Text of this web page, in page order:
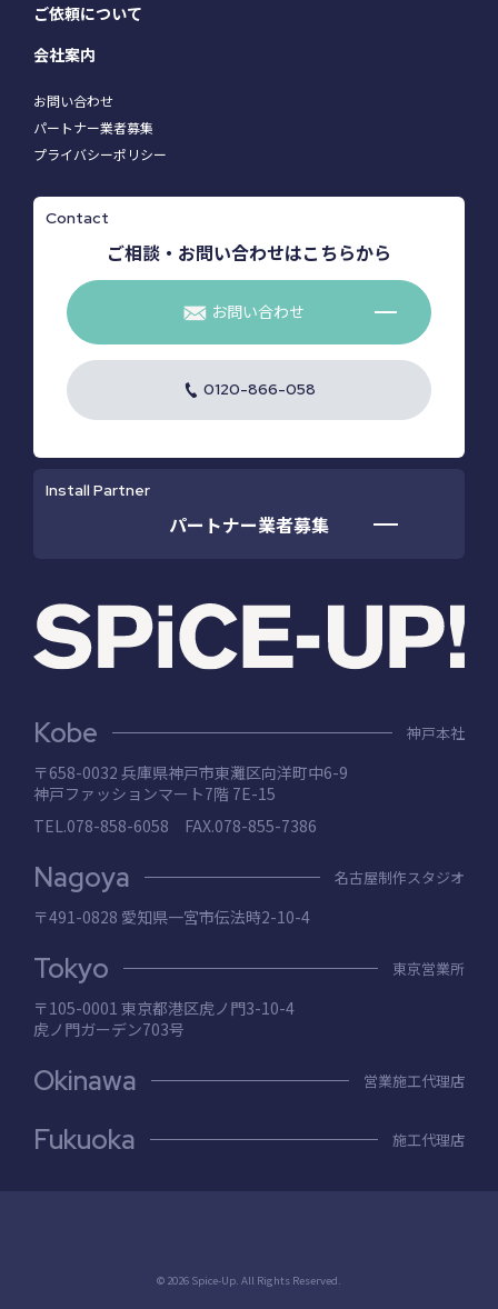
ご依頼について
会社案内
お問い合わせ
パートナー業者募集
プライバシーポリシー
Contact
ご相談・お問い合わせはこちらから
お問い合わせ
0120-866-058
Install Partner
パートナー業者募集
Kobe 神戸本社
〒658-0032 兵庫県神⼾市東灘区向洋町中6-9
神⼾ファッションマート7階 7E-15
TEL.078-858-6058 FAX.078-855-7386
Nagoya 名古屋制作スタジオ
〒491-0828 愛知県⼀宮市伝法時2-10-4
Tokyo 東京営業所
〒105-0001 東京都港区⻁ノ⾨3-10-4
⻁ノ⾨ガーデン703号
Okinawa 営業施工代理店
Fukuoka 施工代理店
© 2026 Spice-Up. All Rights Reserved.